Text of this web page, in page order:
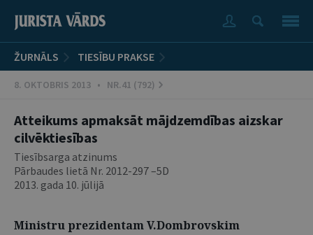
ŽURNĀLS TIESĪBU PRAKSE
8. OKTOBRIS 2013 • NR.41 (792)
Atteikums apmaksāt mājdzemdības aizskar
cilvēktiesības
Tiesībsarga atzinums
Pārbaudes lietā Nr. 2012-297 –5D
2013. gada 10. jūlijā
Ministru prezidentam V.Dombrovskim